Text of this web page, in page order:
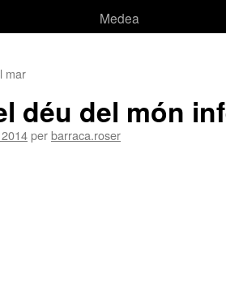
Medea
mar
déu del món
perbarraca.roser